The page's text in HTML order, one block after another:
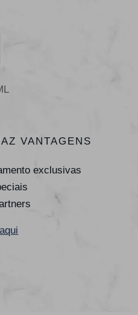
VANTAGENS
exclusivas
aqui